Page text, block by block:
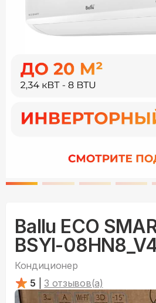
Ballu ECO
BSYI-
Кондиционер
5
3 отзывов(а)